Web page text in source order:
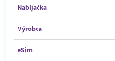
Nabíjačka
Výrobca
eSim